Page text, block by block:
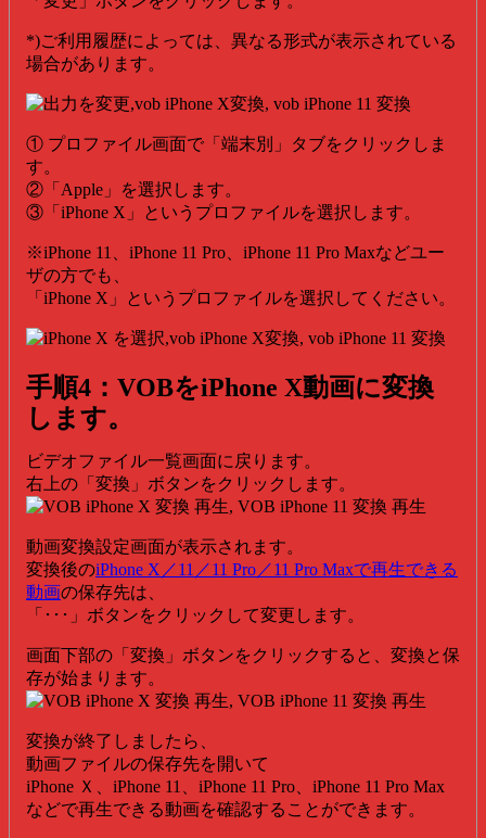
*)ご利用履歴によっては、異なる形式が表示されている
場合があります。
① プロファイル画面で「端末別」タブをクリックしま
す。
②「Apple」を選択します。
③「iPhone X」というプロファイルを選択します。
※iPhone 11、iPhone 11 Pro、iPhone 11 Pro Maxなどユー
ザの方でも、
「iPhone X」というプロファイルを選択してください。
手順4：VOBをiPhone X動画に変換
します。
ビデオファイル一覧画面に戻ります。
右上の「変換」ボタンをクリックします。
動画変換設定画面が表示されます。
変換後のiPhone X／11／11 Pro／11 Pro Maxで再生できる
動画の保存先は、
「･･･」ボタンをクリックして変更します。
画面下部の「変換」ボタンをクリックすると、変換と保
存が始まります。
変換が終了しましたら、
動画ファイルの保存先を開いて
iPhone Ｘ、iPhone 11、iPhone 11 Pro、iPhone 11 Pro Max
などで再生できる動画を確認することができます。